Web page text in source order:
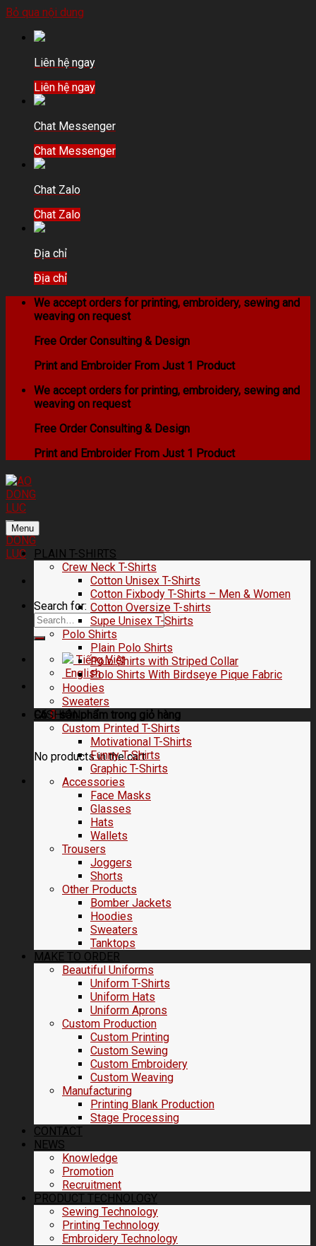
Bỏ qua nội dung
Liên hệ ngay
Liên hệ ngay
Chat Messenger
Chat Messenger
Chat Zalo
Chat Zalo
Địa chỉ
Địa chỉ
We accept orders for printing, embroidery, sewing and
weaving on request
Free Order Consulting & Design
Print and Embroider From Just 1 Product
We accept orders for printing, embroidery, sewing and
weaving on request
Free Order Consulting & Design
Print and Embroider From Just 1 Product
Search for:
Tiếng Việt
English
Có0 sản phẩm trong giỏ hàng
No products in the cart.
Menu
PLAIN T-SHIRTS
Crew Neck T-Shirts
Cotton Unisex T-Shirts
Cotton Fixbody T-Shirts – Men & Women
Cotton Oversize T-shirts
Supe Unisex T-Shirts
Polo Shirts
Plain Polo Shirts
Polo Shirts with Striped Collar
Polo Shirts With Birdseye Pique Fabric
Hoodies
Sweaters
FASHION
Custom Printed T-Shirts
Motivational T-Shirts
Funny T-Shirts
Graphic T-Shirts
Accessories
Face Masks
Glasses
Hats
Wallets
Trousers
Joggers
Shorts
Other Products
Bomber Jackets
Hoodies
Sweaters
Tanktops
MAKE TO ORDER
Beautiful Uniforms
Uniform T-Shirts
Uniform Hats
Uniform Aprons
Custom Production
Custom Printing
Custom Sewing
Custom Embroidery
Custom Weaving
Manufacturing
Printing Blank Production
Stage Processing
CONTACT
NEWS
Knowledge
Promotion
Recruitment
PRODUCT TECHNOLOGY
Sewing Technology
Printing Technology
Embroidery Technology